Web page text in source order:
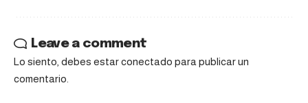
Leave a comment
Lo siento, debes estarconectado para publicar un
comentario.